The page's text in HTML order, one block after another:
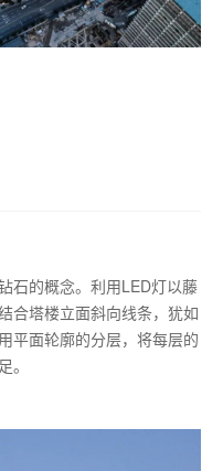
石的概念。利用LED灯以藤
合塔楼立面斜向线条，犹如
平面轮廓的分层，将每层的
。